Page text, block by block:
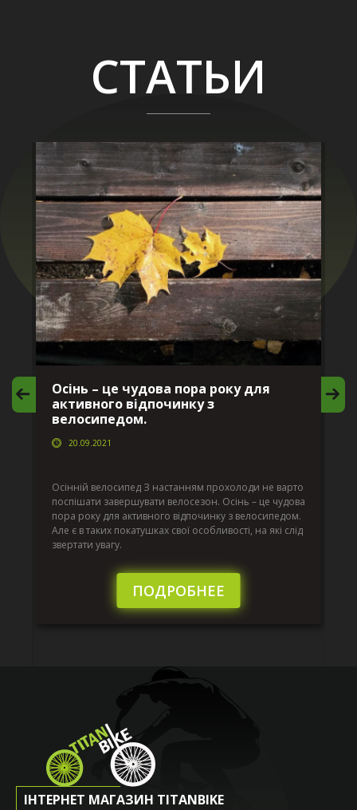
СТАТЬИ
Осінь – це чудова пора року для
активного відпочинку з
велосипедом.
20.09.2021
Осінній велосипед З настанням прохолоди не варто
поспішати завершувати велосезон. Осінь – це чудова
пора року для активного відпочинку з велосипедом.
Але є в таких покатушках свої особливості, на які слід
звертати увагу.
ПОДРОБНЕЕ
ІНТЕРНЕТ МАГАЗИН TITANBIKE